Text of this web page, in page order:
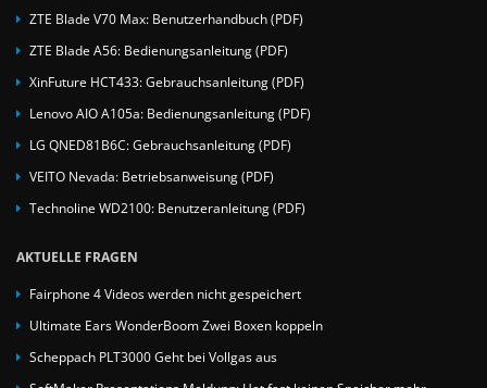
ZTE Blade V70 Max: Benutzerhandbuch (PDF)
ZTE Blade A56: Bedienungsanleitung (PDF)
XinFuture HCT433: Gebrauchsanleitung (PDF)
Lenovo AIO A105a: Bedienungsanleitung (PDF)
LG QNED81B6C: Gebrauchsanleitung (PDF)
VEITO Nevada: Betriebsanweisung (PDF)
Technoline WD2100: Benutzeranleitung (PDF)
AKTUELLE FRAGEN
Fairphone 4 Videos werden nicht gespeichert
Ultimate Ears WonderBoom Zwei Boxen koppeln
Scheppach PLT3000 Geht bei Vollgas aus